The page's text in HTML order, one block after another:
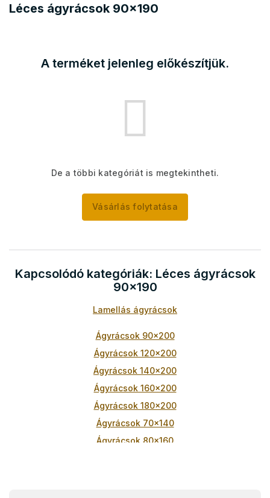
Léces ágyrácsok 90x190
A terméket jelenleg előkészítjük.
De a többi kategóriát is megtekintheti.
Vásárlás folytatása
Kapcsolódó kategóriák: Léces ágyrácsok
90x190
Lamellás ágyrácsok
Ágyrácsok 90x200
Ágyrácsok 120x200
Ágyrácsok 140x200
Ágyrácsok 160x200
Ágyrácsok 180x200
Ágyrácsok 70x140
Ágyrácsok 80x160